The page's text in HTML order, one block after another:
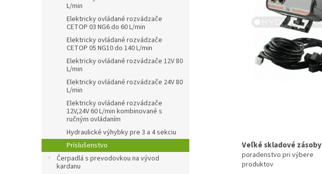
L/min
Elektricky ovládané rozvádzače
CETOP 03 NG6 do 60 L/min
Elektricky ovládané rozvádzače
CETOP 05 NG10 do 140 L/min
Elektricky ovládané rozvádzače 12V 80
L/min
Elektricky ovládané rozvádzače 24V 80
L/min
Elektricky ovládané rozvádzače
12V,24V 60 L/min kombinované s
ručným ovládaním
Hydraulické výhybky pre 3 a 4 sekciu
Príslušenstvo
Čerpadlá s prevodovkou na vývod
kardanu
Veľké skladové zásoby
poradenstvo pri výbere
produktov